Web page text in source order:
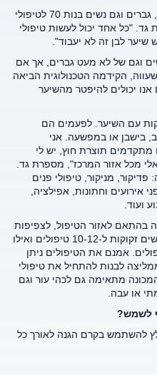
"מגיעות אלי ילדות צעירות בנות עשר, גברים וגם נשים בנות 70 לטיפולי
"כל אחד יכול לעשות טיפולי
שיער לבן זה לא יעבוד".
וגם של לא מעט גברים, אך אם
הקידמה הטכנולוגית הביאה
יכולים להיפטר מהשיער
עם השיער. לפעמים הם
בישבן או במפשעה. אני
תוצרת חוץ, יש לי
מכל אזור המרכז", מספרת גד.
מניקור, טיפולי פנים
אירועים וחתונות, אפילציה,
ועוד.
לאזור הטיפול, לצפיפות
ולעובי השערה אך ככלל ניתן לומר שנשים זקוקות ל-10-12 טיפולים ואילו
נדרשים לעבור בין 15 ל-20 טיפולים. אמנם את הטיפולים ניתן
לבנות להתחיל את טיפולי
מתאימה גם לכהי עור וגם
או עבה.
לשמש?
להשתמש בקרם הגנה לאורך כל